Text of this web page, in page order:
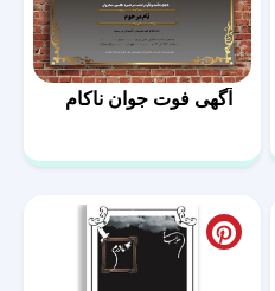
آگهی فوت جوان ناکام